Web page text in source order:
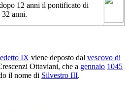
12 anni il pontificato di
32 anni.
IX viene deposto dal vescovo di
Ottaviani, che a gennaio 1045
il nome di Silvestro III.